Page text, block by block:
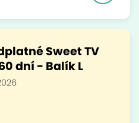
Sweet TV
dní - Balík L